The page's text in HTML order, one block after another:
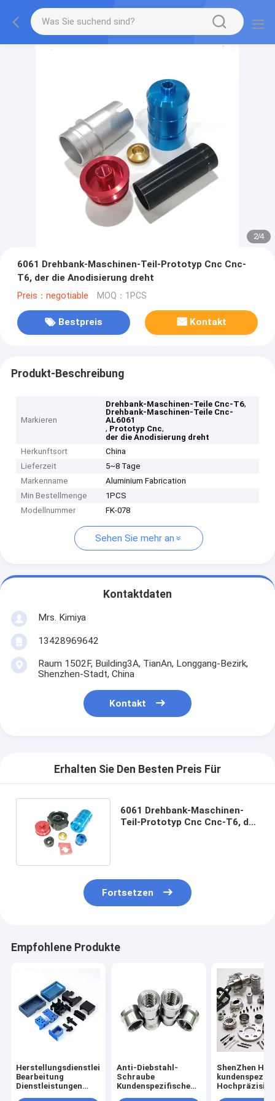
2/4
6061 Drehbank-Maschinen-Teil-Prototyp Cnc Cnc-
T6, der die Anodisierung dreht
Preis：negotiable MOQ：1PCS
Bestpreis Kontakt
Produkt-Beschreibung
Markieren
Drehbank-Maschinen-Teile Cnc-T6,
Drehbank-Maschinen-Teile Cnc-
AL6061
, Prototyp Cnc,
der die Anodisierung dreht
Herkunftsort
China
Lieferzeit
5~8 Tage
Markenname
Aluminium Fabrication
Min Bestellmenge
1PCS
Modellnummer
FK-078
Sehen Sie mehr an
Kontaktdaten
Mrs. Kimiya
13428969642
Raum 1502F, Building3A, TianAn, Longgang-Bezirk,
Shenzhen-Stadt, China
Kontakt
Erhalten Sie Den Besten Preis Für
6061 Drehbank-Maschinen-
Teil-Prototyp Cnc Cnc-T6, der
Fortsetzen
Empfohlene Produkte
Herstellungsdienstleistungen
Bearbeitung
Dienstleistungen
Anti-Diebstahl-
Schraube
Kundenspezifische
ShenZhen